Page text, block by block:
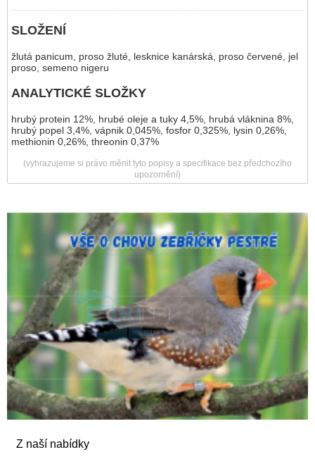
Z naší nabídky
SLOŽENÍ
žlutá panicum, proso žluté, lesknice kanárská, proso červené, jel
proso, semeno nigeru
ANALYTICKÉ SLOŽKY
hrubý protein 12%, hrubé oleje a tuky 4,5%, hrubá vláknina 8%,
hrubý popel 3,4%, vápnik 0,045%, fosfor 0,325%, lysin 0,26%,
methionin 0,26%, threonin 0,37%
(vyhrazujeme si právo měnit tyto popisy a specifikace bez předchozího
upozornění)